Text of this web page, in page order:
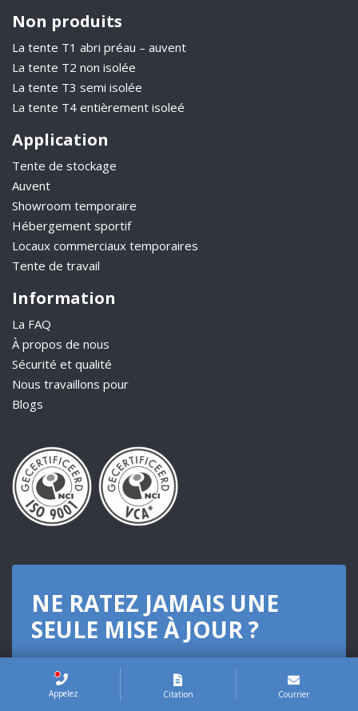
Non produits
La tente T1 abri préau – auvent
La tente T2 non isolée
La tente T3 semi isolée
La tente T4 entièrement isoleé
Application
Tente de stockage
Auvent
Showroom temporaire
Hébergement sportif
Locaux commerciaux temporaires
Tente de travail
Information
La FAQ
À propos de nous
Sécurité et qualité
Nous travaillons pour
Blogs
NE RATEZ JAMAIS UNE
SEULE MISE À JOUR ?
Inscrivez-vous à notre newsletter mensuelle
Appelez Citation Courrier